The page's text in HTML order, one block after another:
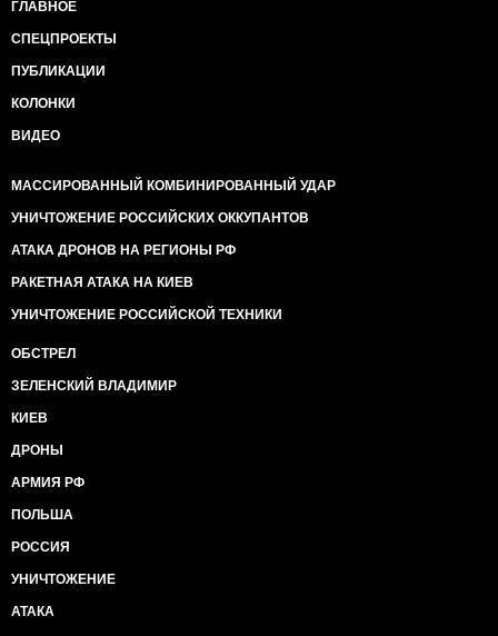
ГЛАВНОЕ
СПЕЦПРОЕКТЫ
ПУБЛИКАЦИИ
КОЛОНКИ
ВИДЕО
МАССИРОВАННЫЙ КОМБИНИРОВАННЫЙ УДАР
УНИЧТОЖЕНИЕ РОССИЙСКИХ ОККУПАНТОВ
АТАКА ДРОНОВ НА РЕГИОНЫ РФ
РАКЕТНАЯ АТАКА НА КИЕВ
УНИЧТОЖЕНИЕ РОССИЙСКОЙ ТЕХНИКИ
ОБСТРЕЛ
ЗЕЛЕНСКИЙ ВЛАДИМИР
КИЕВ
ДРОНЫ
АРМИЯ РФ
ПОЛЬША
РОССИЯ
УНИЧТОЖЕНИЕ
АТАКА